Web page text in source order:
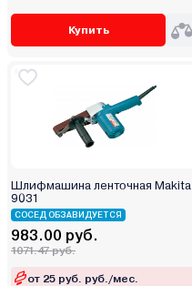
Купить
Шлифмашина ленточная Makita
9031
СОСЕД ОБЗАВИДУЕТСЯ
983.00 руб.
1071.47 руб.
от 25 руб. руб./мес.